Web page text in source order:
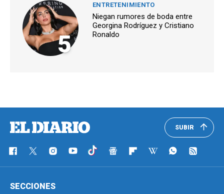
5
ENTRETENIMIENTO
Niegan rumores de boda entre
Georgina Rodríguez y Cristiano
Ronaldo
SUBIR
SECCIONES